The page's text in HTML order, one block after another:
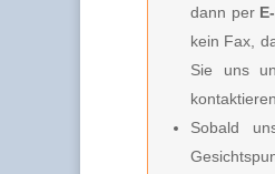
dann per
kein Fax,
Sie uns
Sobald